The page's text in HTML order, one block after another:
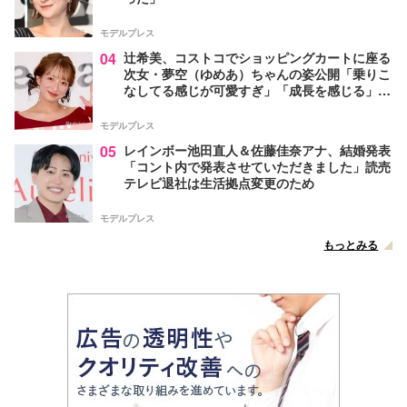
モデルプレス
04 辻希美、コストコでショッピングカートに座る
次女・夢空（ゆめあ）ちゃんの姿公開「乗りこ
なしてる感じが可愛すぎ」「成長を感じる」の
モデルプレス
05 レインボー池田直人＆佐藤佳奈アナ、結婚発表
「コント内で発表させていただきました」読売
テレビ退社は生活拠点変更のため
モデルプレス
もっとみる